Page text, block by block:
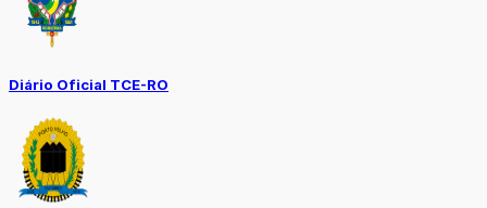
Diário Oficial TCE-RO